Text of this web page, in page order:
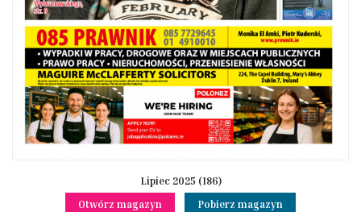
Lipiec 2025 (186)
Otwórz magazyn
Pobierz magazyn